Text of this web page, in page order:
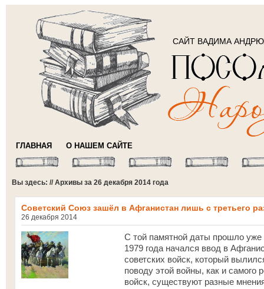
САЙТ ВАДИМА
ГЛАВНАЯ О НАШЕМ САЙТЕ
Вы здесь: // Архивы за 26 декабря 2014 года
Советский Союз зашёл в Афганистан лишь с третьего
26 декабря 2014
С той памятной даты прошло
1979 года начался ввод в
советских войск, который
поводу этой войны, как и самого
войск, существуют разные